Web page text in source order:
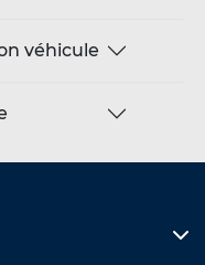
véhicule